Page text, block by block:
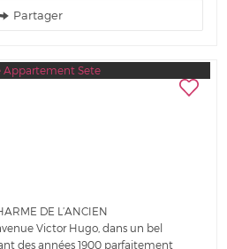
Partager
DE L’ANCIEN
Victor Hugo, dans un bel
des années 1900 parfaitement